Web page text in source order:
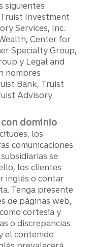
siguientes
Investment
Services, Inc.
Center for
Specialty Group,
y Legal and
nombres
Bank, Truist
Advisory
dominio
los
comunicaciones
se
los clientes
inglés o contar
Tenga presente
de páginas web,
cortesía y
o discrepancias
el contenido